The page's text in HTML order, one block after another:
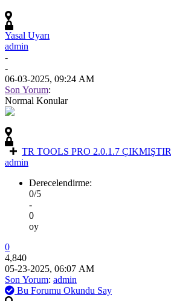
Yasal Uyarı
admin
-
-
06-03-2025, 09:24 AM
Son Yorum:
Normal Konular
TR TOOLS PRO 2.0.1.7 ÇIKMIŞTIR
admin
Derecelendirme:
0/5
-
0
oy
0
4,840
05-23-2025, 06:07 AM
Son Yorum: admin
Bu Forumu Okundu Say